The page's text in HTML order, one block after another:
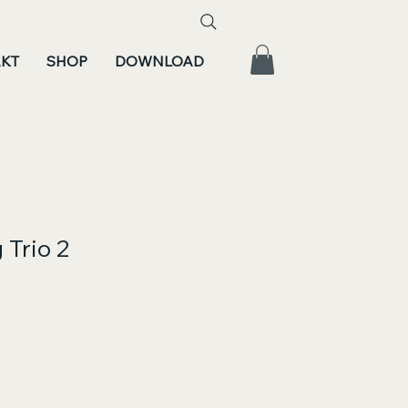
SHOP DOWNLOAD
Trio 2